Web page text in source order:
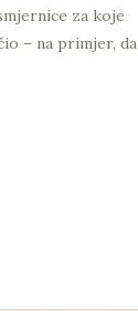
za koje
– na primjer, da